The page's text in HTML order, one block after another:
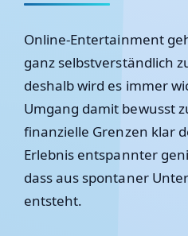
Online-Entertainment
ganz selbstverständlich
deshalb wird es immer
Umgang damit bewusst
finanzielle Grenzen klar
Erlebnis entspannter
dass aus spontaner
entsteht.